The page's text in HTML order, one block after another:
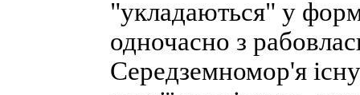
"укладаються" у
одночасно з
Середземномор'я